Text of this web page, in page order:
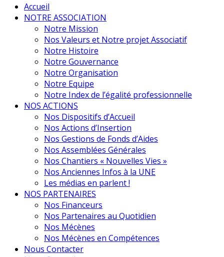
Accueil
NOTRE ASSOCIATION
Notre Mission
Nos Valeurs et Notre projet Associatif
Notre Histoire
Notre Gouvernance
Notre Organisation
Notre Equipe
Notre Index de l’égalité professionnelle
NOS ACTIONS
Nos Dispositifs d’Accueil
Nos Actions d’Insertion
Nos Gestions de Fonds d’Aides
Nos Assemblées Générales
Nos Chantiers « Nouvelles Vies »
Nos Anciennes Infos à la UNE
Les médias en parlent !
NOS PARTENAIRES
Nos Financeurs
Nos Partenaires au Quotidien
Nos Mécènes
Nos Mécènes en Compétences
Nous Contacter